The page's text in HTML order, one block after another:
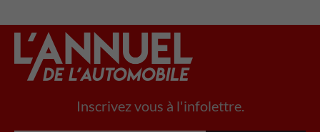
Inscrivez vous à l'infolettre.